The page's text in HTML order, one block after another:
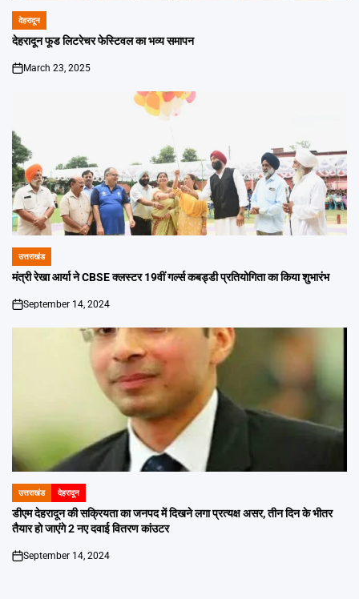
POSTED
IN
देहरादून
देहरादून फूड लिटरेचर फेस्टिवल का भव्य समापन
on
March 23, 2025
POSTED
IN
उत्तराखंड
मंत्री रेखा आर्या ने CBSE क्लस्टर 19वीं गर्ल्स कबड्डी प्रतियोगिता का किया शुभारंभ
on
September 14, 2024
POSTED
IN
उत्तराखंड देहरादून
डीएम देहरादून की सक्रियता का जनपद में दिखने लगा प्रत्यक्ष असर, तीन दिन के भीतर
तैयार हो जाएंगे 2 नए दवाई वितरण कांउटर
on
September 14, 2024